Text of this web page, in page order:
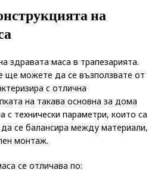
на
здравата маса в трапезарията.
ще можете да се възползвате от
с отлична
на такава основна за дома
с технически параметри, които са
се балансира между материали,
монтаж.
се отличава по: